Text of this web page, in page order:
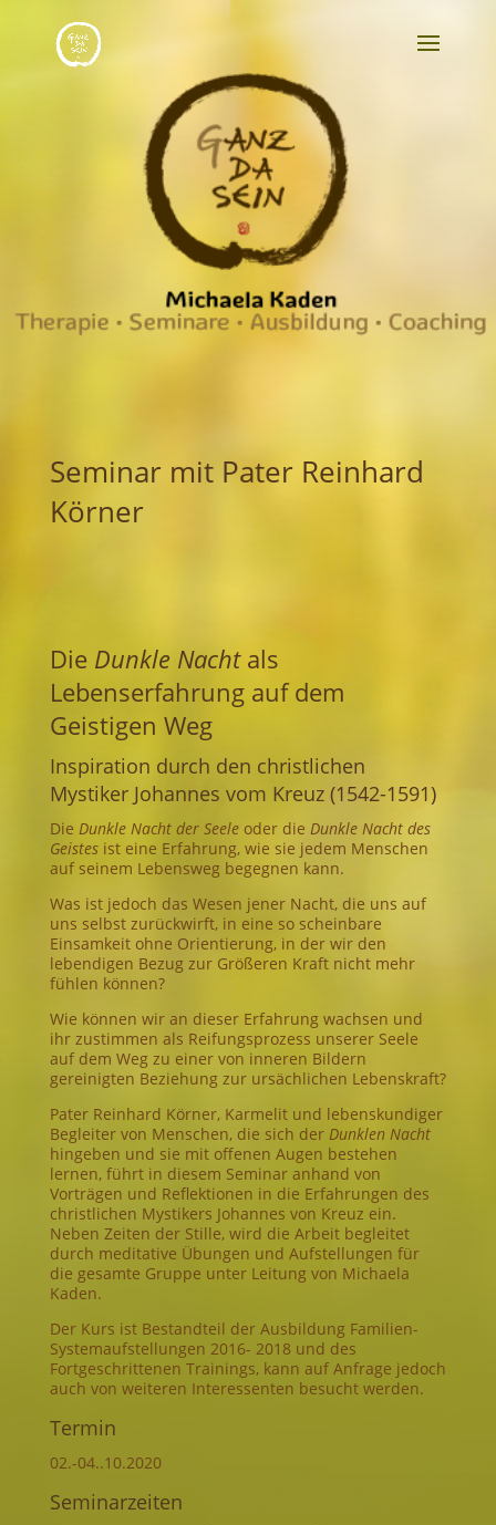
Seminar mit Pater Reinhard
Körner
Die Dunkle Nachtals
Lebenserfahrung auf dem
Geistigen Weg
Inspiration durch den christlichen
Mystiker Johannes vom Kreuz (1542-1591)
Die Dunkle Nacht der Seeleoder die Dunkle Nacht des
Geistesist eine Erfahrung, wie sie jedem Menschen
auf seinem Lebensweg begegnen kann.
Was ist jedoch das Wesen jener Nacht, die uns auf
uns selbst zurückwirft, in eine so scheinbare
Einsamkeit ohne Orientierung, in der wir den
lebendigen Bezug zur Größeren Kraft nicht mehr
fühlen können?
Wie können wir an dieser Erfahrung wachsen und
ihr zustimmen als Reifungsprozess unserer Seele
auf dem Weg zu einer von inneren Bildern
gereinigten Beziehung zur ursächlichen Lebenskraft?
Pater Reinhard Körner, Karmelit und lebenskundiger
Begleiter von Menschen, die sich der Dunklen Nacht
hingeben und sie mit offenen Augen bestehen
lernen, führt in diesem Seminar anhand von
Vorträgen und Reflektionen in die Erfahrungen des
christlichen Mystikers Johannes von Kreuz ein.
Neben Zeiten der Stille, wird die Arbeit begleitet
durch meditative Übungen und Aufstellungen für
die gesamte Gruppe unter Leitung von Michaela
Kaden.
Der Kurs ist Bestandteil der Ausbildung Familien-
Systemaufstellungen 2016- 2018 und des
Fortgeschrittenen Trainings, kann auf Anfrage jedoch
auch von weiteren Interessenten besucht werden.
Termin
02.-04..10.2020
Seminarzeiten